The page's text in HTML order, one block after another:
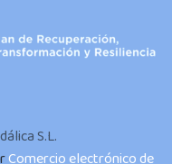
S.L.
Comercio electrónico de